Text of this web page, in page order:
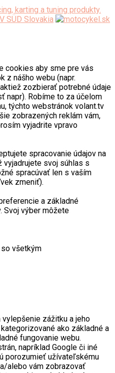
cookies aby sme pre vás
z nášho webu (napr.
zozbierať potrebné údaje
napr). Robíme to za účelom
týchto webstránok volant.tv
zobrazených reklám vám,
vyjadrite vpravo
spracovanie údajov na
vyjadrujete svoj súhlas s
spracúvať len s vaším
zmeniť).
a základné
Svoj výber môžete
všetkým
zážitku a jeho
ako základné a
fungovanie webu.
napríklad Google či iné
porozumieť užívateľskému
alebo vám zobrazovať